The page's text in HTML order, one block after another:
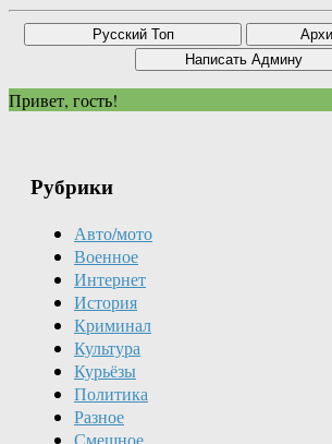
Привет, гость!
Рубрики
Авто/мото
Военное
Интернет
История
Криминал
Культура
Курьёзы
Политика
Разное
Смешное